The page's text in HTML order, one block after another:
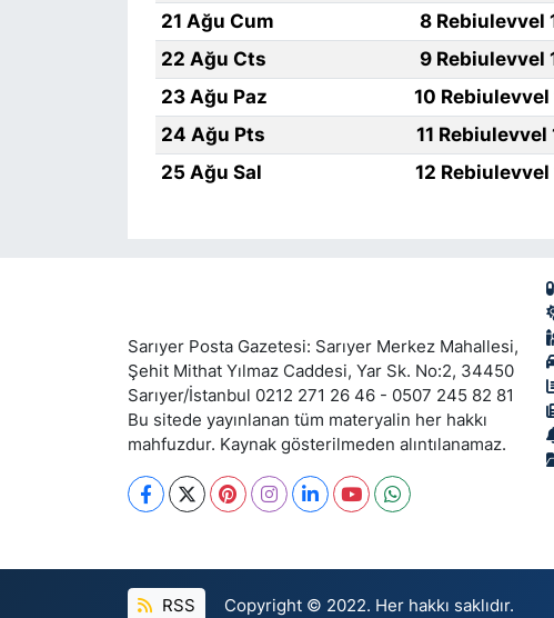
21 Ağu Cum
8 Rebiulevvel
22 Ağu Cts
9 Rebiulevvel
23 Ağu Paz
10
24 Ağu Pts
11 Rebiulevvel
25 Ağu Sal
12
Sarıyer Posta Gazetesi: Sarıyer Merkez Mahallesi,
Şehit Mithat Yılmaz Caddesi, Yar Sk. No:2, 34450
Sarıyer/İstanbul 0212 271 26 46 - 0507 245 82 81
Bu sitede yayınlanan tüm materyalin her hakkı
mahfuzdur. Kaynak gösterilmeden alıntılanamaz.
RSS Copyright © 2022. Her hakkı saklıdır.